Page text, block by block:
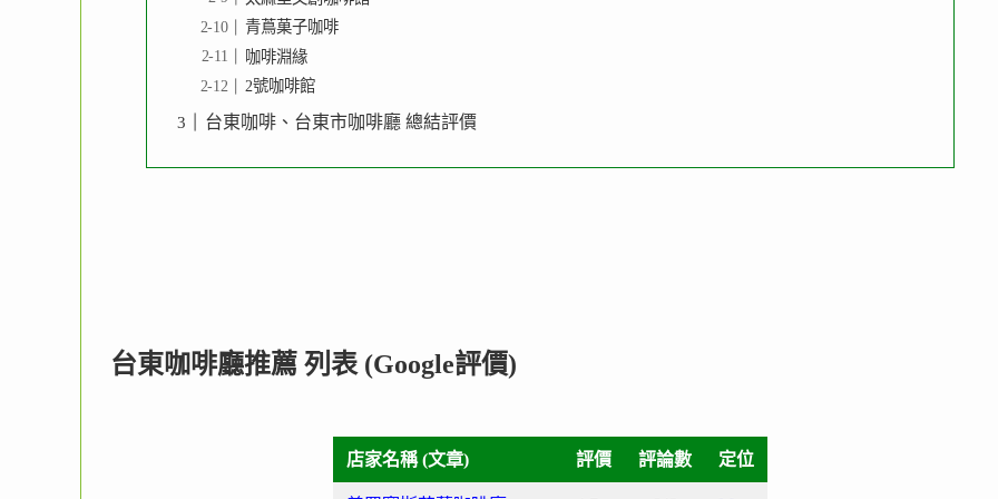
青蔦菓子咖啡
咖啡淵緣
2號咖啡館
台東咖啡、台東市咖啡廳 總結評價
台東咖啡廳推薦 列表 (Google評價)
店家名稱 (文章) 評價 評論數 定位